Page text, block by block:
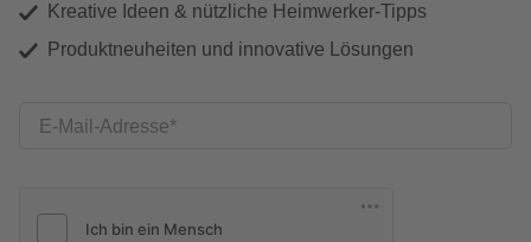
Kreative Ideen & nützliche Heimwerker-Tipps
Produktneuheiten und innovative Lösungen
E-Mail-Adresse